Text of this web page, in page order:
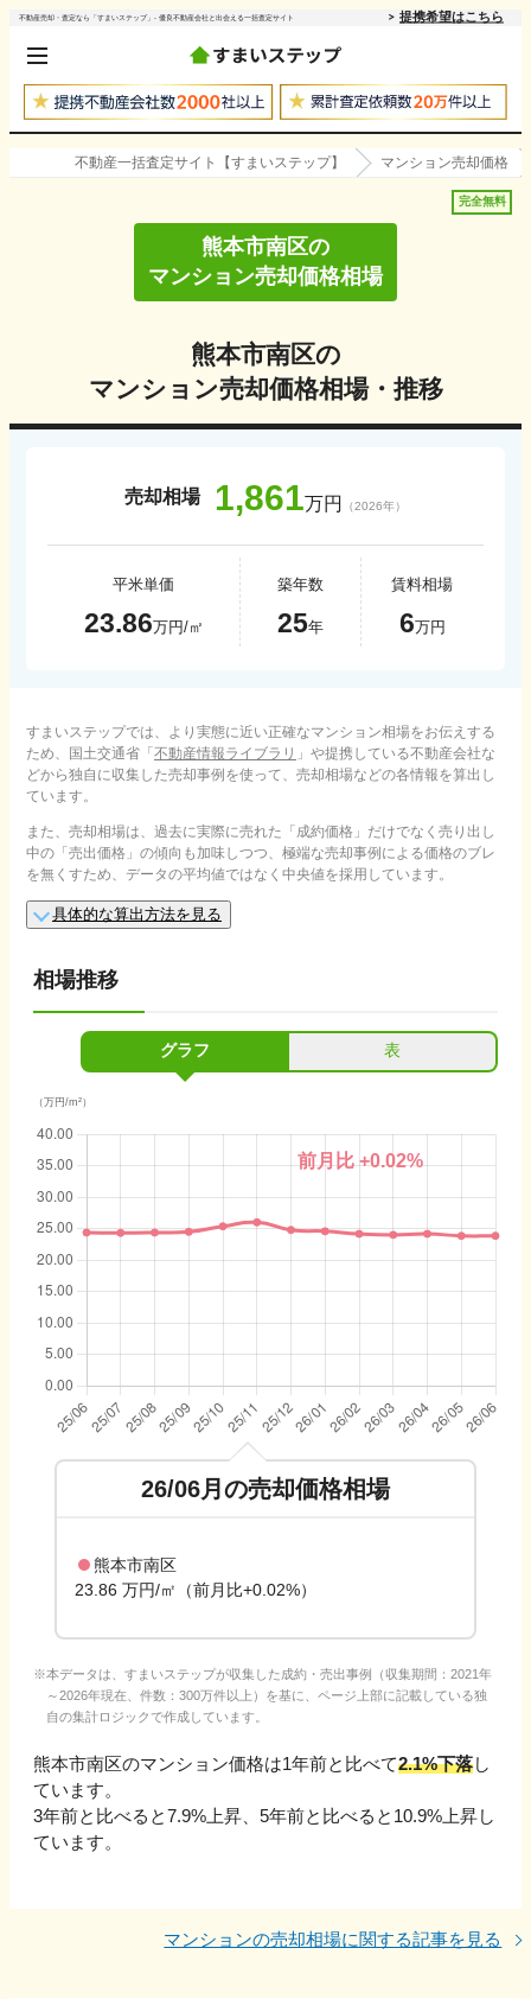
不動産売却・査定なら「すまいステップ」- 優良不動産会社と出会える一括査定サイト 提携希望はこちら
不動産一括査定サイト【すまいステップ】 マンション売却価格
完全無料
熊本市南区の
マンション売却価格相場
熊本市南区の
マンション売却価格相場・推移
売却相場 1,861万円 （2026年）
平米単価
23.86万円/㎡
築年数
25年
賃料相場
6万円
すまいステップでは、より実態に近い正確なマンション相場をお伝えする
ため、国土交通省「不動産情報ライブラリ 」や提携している不動産会社な
どから独自に収集した売却事例を使って、売却相場などの各情報を算出し
ています。
また、売却相場は、過去に実際に売れた「成約価格」だけでなく売り出し
中の「売出価格」の傾向も加味しつつ、極端な売却事例による価格のブレ
を無くすため、データの平均値ではなく中央値を採用しています。
具体的な算出方法を見る
相場推移
グラフ 表
（万円/m²）
前月比+0.02%
26/06月の売却価格相場
熊本市南区
23.86 万円/㎡（前月比+0.02%）
本データは、すまいステップが収集した成約・売出事例（収集期間：2021年
～2026年現在、件数：300万件以上）を基に、ページ上部に記載している独
自の集計ロジックで作成しています。
熊本市南区のマンション価格は1年前と比べて2.1%下落し
ています。
3年前と比べると7.9%上昇 5年前と比べると 10.9%上昇し
ています。
マンションの売却相場に関する記事を見る